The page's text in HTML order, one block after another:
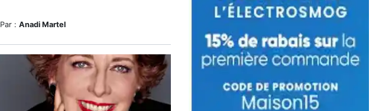
Par : Anadi Martel